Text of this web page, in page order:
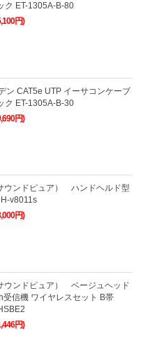
ク ET-1305A-B-80
円)
ン CAT5e UTP イーサコンケーブ
ク ET-1305A-B-30
円)
ウンドピュア） ハンドヘルド型
v8011s
円)
ウンドピュア） ベージュヘッド
受信機 ワイヤレスセット B帯
円)